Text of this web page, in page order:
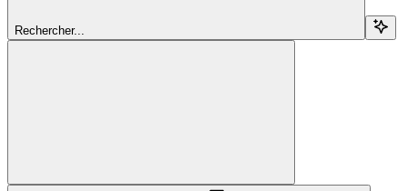
Rechercher...